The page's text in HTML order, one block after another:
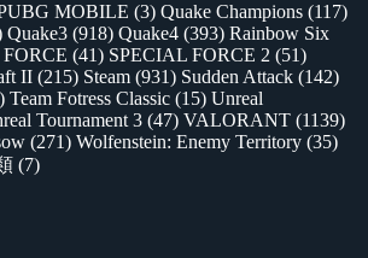
MOBILE (3) Quake Champions (117)
Quake3 (918) Quake4 (393) Rainbow Six
(41) SPECIAL FORCE 2 (51)
II (215) Steam (931) Sudden Attack (142)
Team Fotress Classic (15) Unreal
Tournament 3 (47) VALORANT (1139)
(271) Wolfenstein: Enemy Territory (35)
(7)